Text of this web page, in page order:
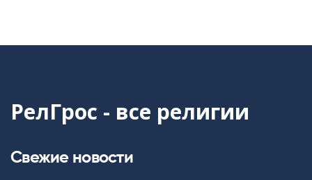
РелГрос - все религии
Свежие новости